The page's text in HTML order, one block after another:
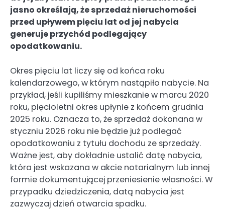
jasno określają, że sprzedaż nieruchomości
przed upływem pięciu lat od jej nabycia
generuje przychód podlegający
opodatkowaniu.
Okres pięciu lat liczy się od końca roku
kalendarzowego, w którym nastąpiło nabycie. Na
przykład, jeśli kupiliśmy mieszkanie w marcu 2020
roku, pięcioletni okres upłynie z końcem grudnia
2025 roku. Oznacza to, że sprzedaż dokonana w
styczniu 2026 roku nie będzie już podlegać
opodatkowaniu z tytułu dochodu ze sprzedaży.
Ważne jest, aby dokładnie ustalić datę nabycia,
która jest wskazana w akcie notarialnym lub innej
formie dokumentującej przeniesienie własności. W
przypadku dziedziczenia, datą nabycia jest
zazwyczaj dzień otwarcia spadku.